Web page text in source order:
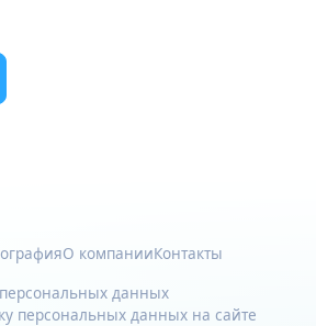
О компанииКонтакты
данных
персональных данных на сайте